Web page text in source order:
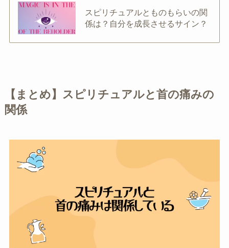
スピリチュアルとものもらいの関
係は？自分を成長させるサイン？
【まとめ】スピリチュアルと首の痛みの
関係